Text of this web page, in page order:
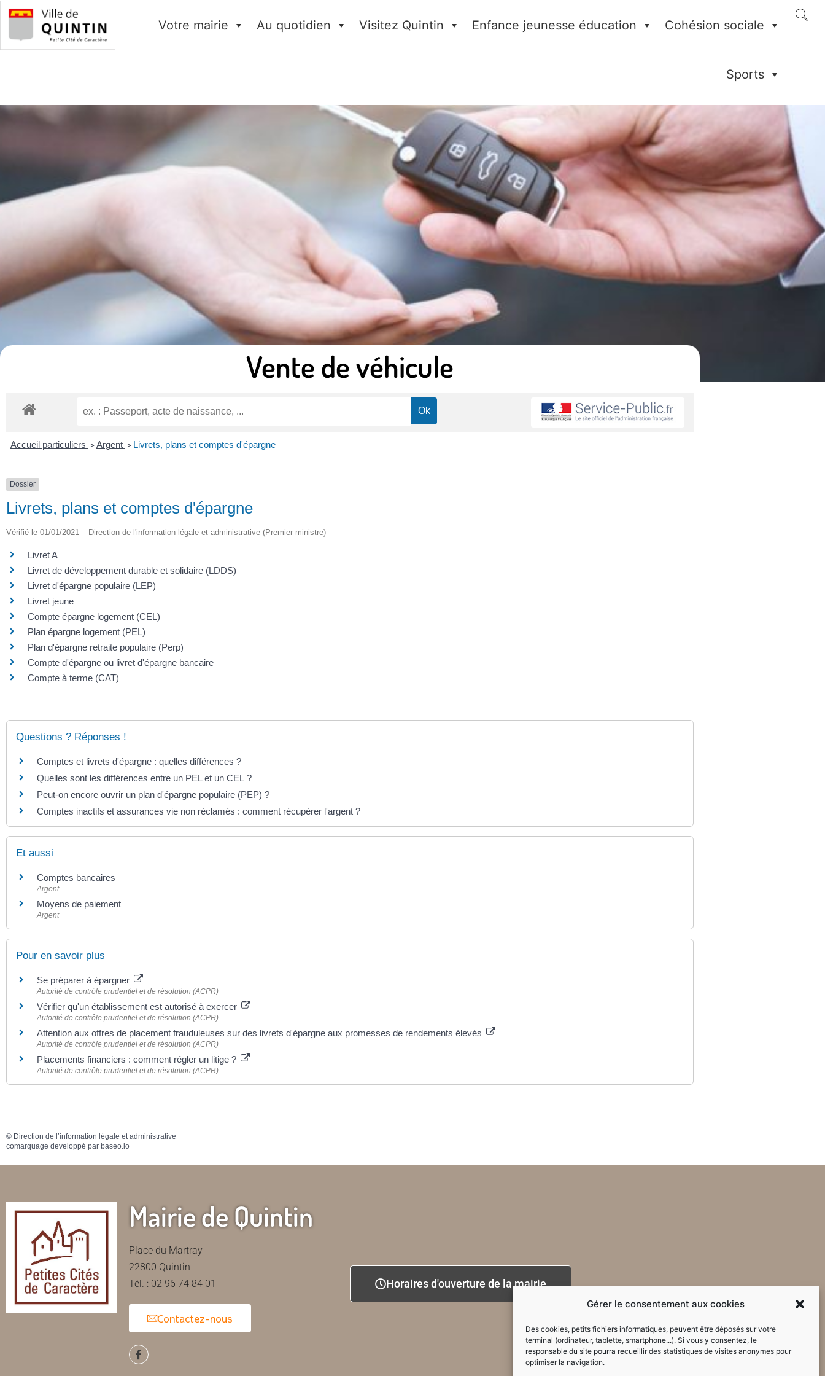
Gérer le consentement aux cookies
Des cookies, petits fichiers informatiques, peuvent être déposés sur votre
terminal (ordinateur, tablette, smartphone...). Si vous y consentez, le
responsable du site pourra recueillir des statistiques de visites anonymes pour
optimiser la navigation.
Votre mairie Au quotidien Visitez Quintin Enfance jeunesse éducation Cohésion sociale
Sports
Vente de véhicule
Accueil particuliers > Argent > Livrets, plans et comptes d'épargne
Dossier
Livrets, plans et comptes d'épargne
Vérifié le 01/01/2021 – Direction de l'information légale et administrative (Premier ministre)
Livret A
Livret de développement durable et solidaire (LDDS)
Livret d'épargne populaire (LEP)
Livret jeune
Compte épargne logement (CEL)
Plan épargne logement (PEL)
Plan d'épargne retraite populaire (Perp)
Compte d'épargne ou livret d'épargne bancaire
Compte à terme (CAT)
Questions ? Réponses !
Comptes et livrets d'épargne : quelles différences ?
Quelles sont les différences entre un PEL et un CEL ?
Peut-on encore ouvrir un plan d'épargne populaire (PEP) ?
Comptes inactifs et assurances vie non réclamés : comment récupérer l'argent ?
Et aussi
Comptes bancaires
Argent
Moyens de paiement
Argent
Pour en savoir plus
Se préparer à épargner
Autorité de contrôle prudentiel et de résolution (ACPR)
Vérifier qu'un établissement est autorisé à exercer
Autorité de contrôle prudentiel et de résolution (ACPR)
Attention aux offres de placement frauduleuses sur des livrets d'épargne aux promesses de rendements élevés
Autorité de contrôle prudentiel et de résolution (ACPR)
Placements financiers : comment régler un litige ?
Autorité de contrôle prudentiel et de résolution (ACPR)
© Direction de l’information légale et administrative
comarquage developpé par baseo.io
Mairie de Quintin
Place du Martray
22800 Quintin
Tél. : 02 96 74 84 01
Contactez-nous
Horaires d'ouverture de la mairie